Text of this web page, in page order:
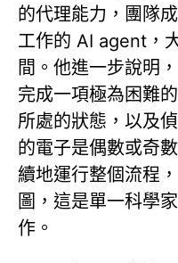
的代理能力，團隊
工作的 AI agent，
間。他進一步說明
完成一項極為困難
所處的狀態，以及
的電子是偶數或奇
續地運行整個流程
圖，這是單一科學
作。